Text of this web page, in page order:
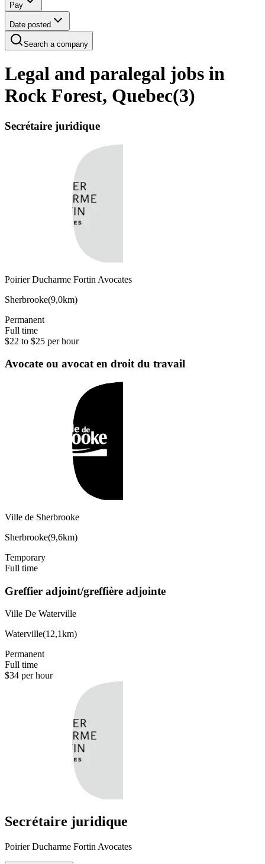
Pay
Date posted
Search a company
Legal and paralegal jobs in
Rock Forest, Quebec(3)
Secrétaire juridique
Poirier Ducharme Fortin Avocates
Sherbrooke(9,0km)
Permanent
Full time
$22 to $25 per hour
Avocate ou avocat en droit du travail
Ville de Sherbrooke
Sherbrooke(9,6km)
Temporary
Full time
Greffier adjoint/greffière adjointe
Ville De Waterville
Waterville(12,1km)
Permanent
Full time
$34 per hour
Secrétaire juridique
Poirier Ducharme Fortin Avocates